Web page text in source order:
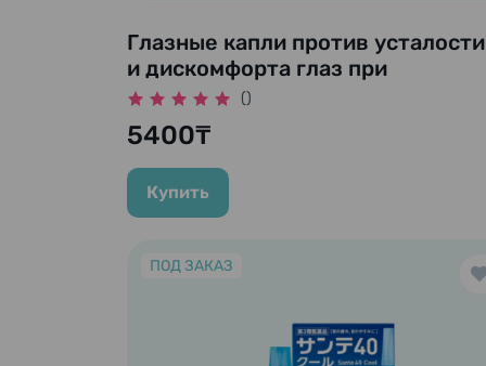
Глазные капли против усталости
и дискомфорта глаз при
повышенных нагрузках "Sante
PC", 12 мл.
()
5400₸
Купить
ПОД ЗАКАЗ